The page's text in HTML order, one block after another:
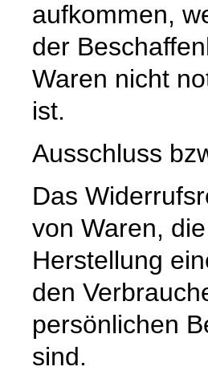
aufkommen,
der
Waren nicht
ist.
Ausschluss
Das
von Waren,
Herstellung
den
persönlichen
sind.